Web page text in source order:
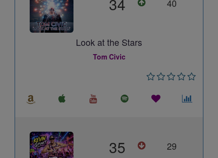
40
Look at the Stars
Tom Civic
35 29